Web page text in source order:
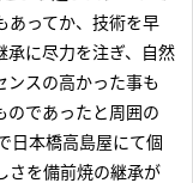
あってか、技術を早
承に尽力を注ぎ、自然
ンスの高かった事も
のであったと周囲の
日本橋高島屋にて個
さを備前焼の継承が